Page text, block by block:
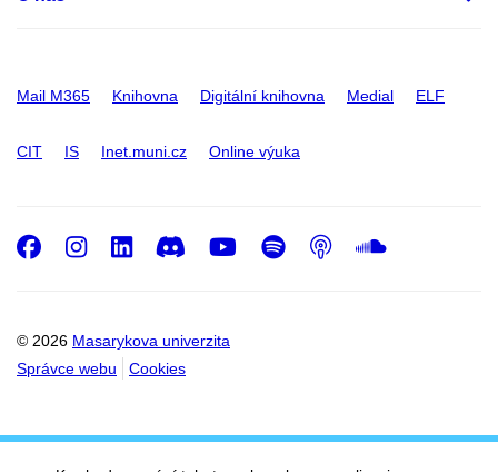
Mail M365 Knihovna Digitální knihovna Medial ELF
CIT IS Inet.muni.cz Online výuka
© 2026 Masarykova univerzita
Správce webu
Cookies
Facebook
Instagram
LinkedIn
DiscordYoutube
Spotify
Podcast